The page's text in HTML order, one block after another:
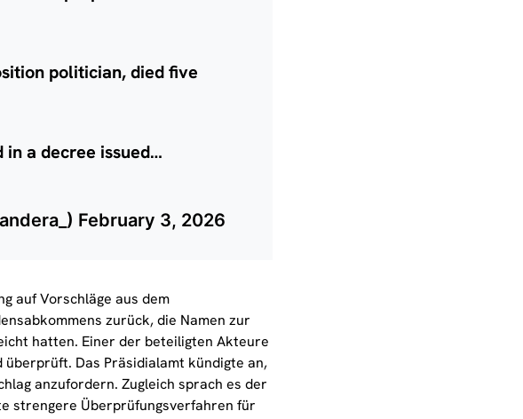
politician, died five
in a decree issued…
February 3, 2026
auf Vorschläge aus dem
zurück, die Namen zur
hatten. Einer der beteiligten Akteure
Das Präsidialamt kündigte an,
anzufordern. Zugleich sprach es der
strengere Überprüfungsverfahren für